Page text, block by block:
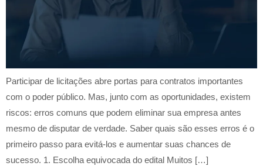
Participar de licitações abre portas para contratos importantes
com o poder público. Mas, junto com as oportunidades, existem
riscos: erros comuns que podem eliminar sua empresa antes
mesmo de disputar de verdade. Saber quais são esses erros é o
primeiro passo para evitá-los e aumentar suas chances de
sucesso. 1. Escolha equivocada do edital Muitos […]